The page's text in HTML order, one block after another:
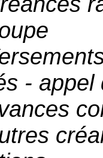
- appel